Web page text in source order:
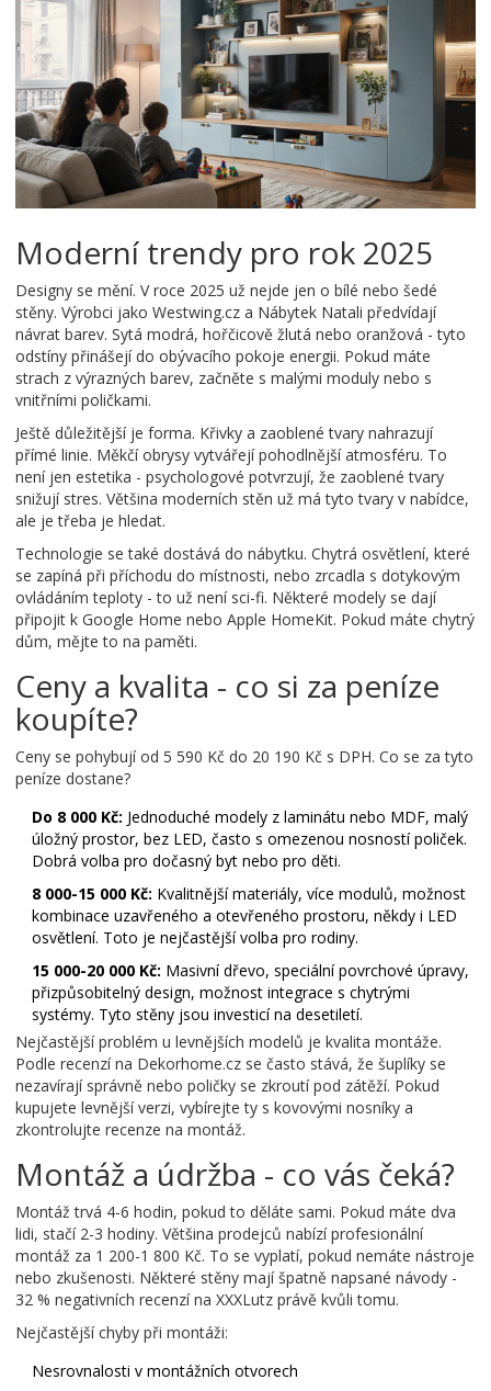
Moderní trendy pro rok 2025
Designy se mění. V roce 2025 už nejde jen o bílé nebo šedé
stěny. Výrobci jako Westwing.cz a Nábytek Natali předvídají
návrat barev. Sytá modrá, hořčicově žlutá nebo oranžová - tyto
odstíny přinášejí do obývacího pokoje energii. Pokud máte
strach z výrazných barev, začněte s malými moduly nebo s
vnitřními poličkami.
Ještě důležitější je forma. Křivky a zaoblené tvary nahrazují
přímé linie. Měkčí obrysy vytvářejí pohodlnější atmosféru. To
není jen estetika - psychologové potvrzují, že zaoblené tvary
snižují stres. Většina moderních stěn už má tyto tvary v nabídce,
ale je třeba je hledat.
Technologie se také dostává do nábytku. Chytrá osvětlení, které
se zapíná při příchodu do místnosti, nebo zrcadla s dotykovým
ovládáním teploty - to už není sci-fi. Některé modely se dají
připojit k Google Home nebo Apple HomeKit. Pokud máte chytrý
dům, mějte to na paměti.
Ceny a kvalita - co si za peníze
koupíte?
Ceny se pohybují od 5 590 Kč do 20 190 Kč s DPH. Co se za tyto
peníze dostane?
Do 8 000 Kč: Jednoduché modely z laminátu nebo MDF, malý
úložný prostor, bez LED, často s omezenou nosností poliček.
Dobrá volba pro dočasný byt nebo pro děti.
8 000-15 000 Kč: Kvalitnější materiály, více modulů, možnost
kombinace uzavřeného a otevřeného prostoru, někdy i LED
osvětlení. Toto je nejčastější volba pro rodiny.
15 000-20 000 Kč: Masivní dřevo, speciální povrchové úpravy,
přizpůsobitelný design, možnost integrace s chytrými
systémy. Tyto stěny jsou investicí na desetiletí.
Nejčastější problém u levnějších modelů je kvalita montáže.
Podle recenzí na Dekorhome.cz se často stává, že šuplíky se
nezavírají správně nebo poličky se zkroutí pod zátěží. Pokud
kupujete levnější verzi, vybírejte ty s kovovými nosníky a
zkontrolujte recenze na montáž.
Montáž a údržba - co vás čeká?
Montáž trvá 4-6 hodin, pokud to děláte sami. Pokud máte dva
lidi, stačí 2-3 hodiny. Většina prodejců nabízí profesionální
montáž za 1 200-1 800 Kč. To se vyplatí, pokud nemáte nástroje
nebo zkušenosti. Některé stěny mají špatně napsané návody -
32 % negativních recenzí na XXXLutz právě kvůli tomu.
Nejčastější chyby při montáži:
Nesrovnalosti v montážních otvorech